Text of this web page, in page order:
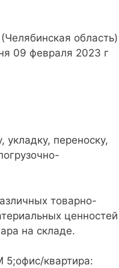
укладку, переноску,
товарно-
ценностей
на складе.
5;офис/квартира: